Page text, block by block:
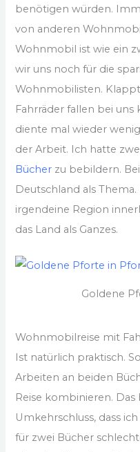
benötigen würden.
von anderen
Wohnmobil ist wie ein
wir uns noch für die
Wohnmobilisten.
Fahrräder fallen bei
diente mal wieder
der Arbeit. Ich hatte
Bücher zu bebildern.
Deutschland als
irgendeine Region
das Land als Ganzes.
Goldene
Wohnmobilreise mit
Ist natürlich praktisch.
Arbeiten an beiden
Reise kombinieren.
Umkehrschluss, dass
für zwei Bücher